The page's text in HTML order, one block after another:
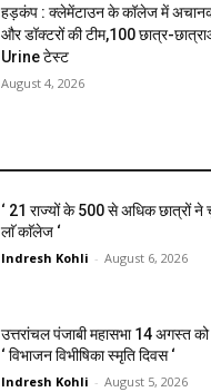
हड़कंप : क्लेमेंटाउन के कॉलेज में
और डॉक्टरों की टीम,100 छात्र-
Urine टेस्ट
August 4, 2026
‘ 21 राज्यों के 500 से अधिक छात्रों ने
लाॅ काॅलेज ‘
Indresh Kohli - August 6, 2026
उत्तरांचल पंजाबी महासभा 14 अगस्त को
‘ विभाजन विभीषिका स्मृति दिवस ‘
Indresh Kohli - August 5, 2026